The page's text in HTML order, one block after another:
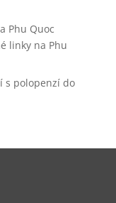
Phu Quoc
linky na Phu
s polopenzí do